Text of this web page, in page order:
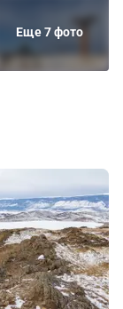
Еще 7 фото